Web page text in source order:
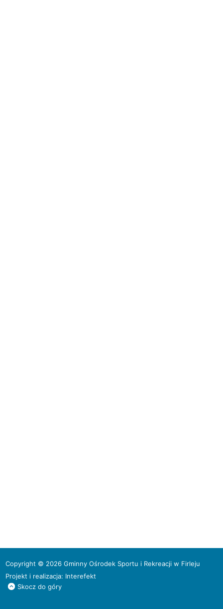
Copyright © 2026 Gminny Ośrodek Sportu i Rekreacji w Firleju
Projekt i realizacja: Interefekt
Skocz do góry